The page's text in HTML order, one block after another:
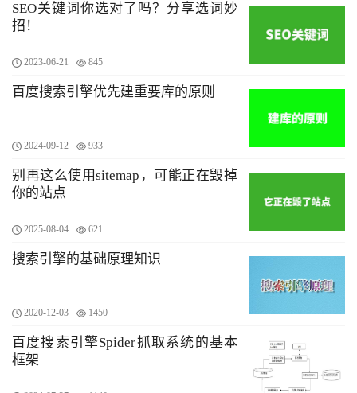
SEO关键词你选对了吗？分享选词妙
招！
2023-06-21 845
百度搜索引擎优先建重要库的原则
2024-09-12 933
别再这么使用sitemap，可能正在毁掉
你的站点
2025-08-04 621
搜索引擎的基础原理知识
2020-12-03 1450
百度搜索引擎Spider抓取系统的基本
框架